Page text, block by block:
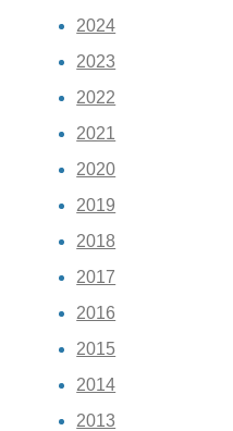
2024
2023
2022
2021
2020
2019
2018
2017
2016
2015
2014
2013